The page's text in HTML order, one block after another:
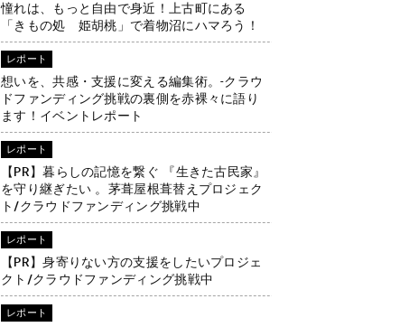
憧れは、もっと自由で身近！上古町にある
「きもの処 姫胡桃」で着物沼にハマろう！
レポート
想いを、共感・支援に変える編集術。-クラウ
ドファンディング挑戦の裏側を赤裸々に語り
ます！イベントレポート
レポート
【PR】暮らしの記憶を繋ぐ 『生きた古民家』
を守り継ぎたい 。茅葺屋根葺替えプロジェク
ト/クラウドファンディング挑戦中
レポート
【PR】身寄りない方の支援をしたいプロジェ
クト/クラウドファンディング挑戦中
レポート